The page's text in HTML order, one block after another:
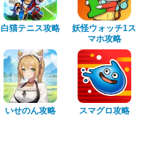
白猫テニス攻略
妖怪ウォッチ1ス
マホ攻略
いせのん攻略 スマグロ攻略